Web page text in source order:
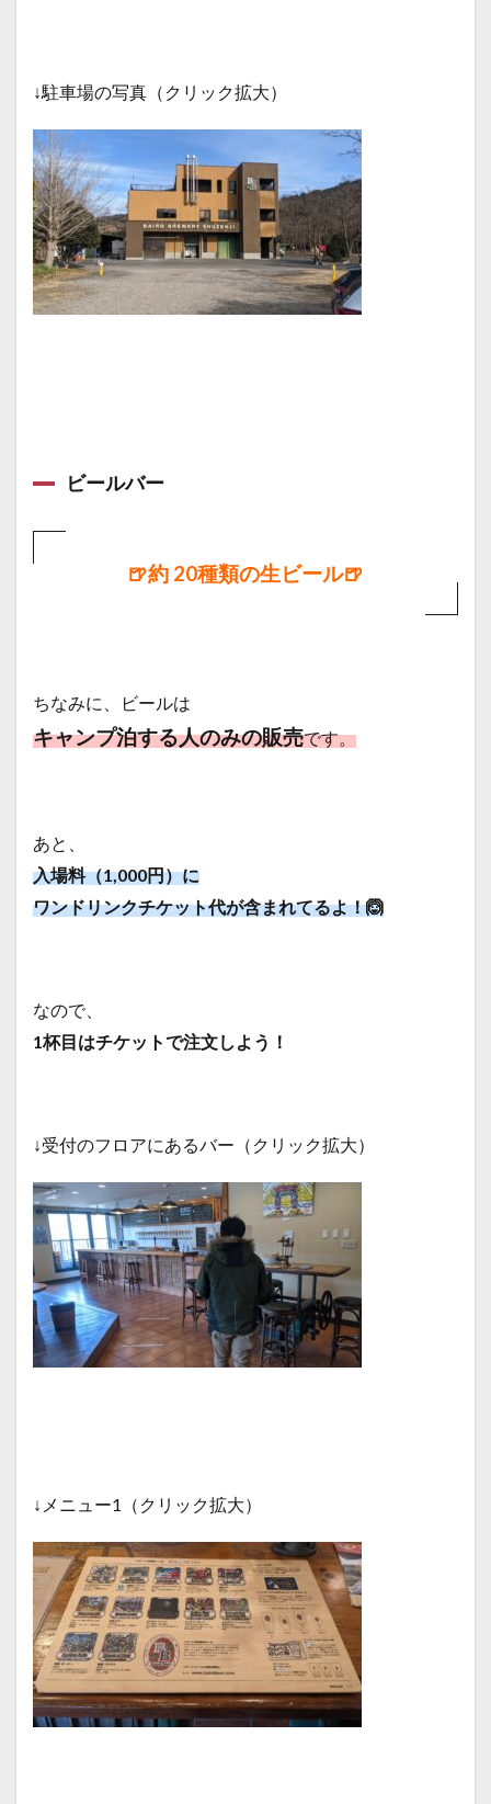
↓駐車場の写真（クリック拡大）
ビールバー
🍺約 20種類の生ビール🍺
ちなみに、 ビールは
キャンプ泊する人のみの販売です。
あと、
入場料（1,000円）に
ワンドリンクチケット代が含まれてるよ！🙆
なので、
1杯目はチケットで注文しよう！
↓受付のフロアにあるバー（クリック拡大）
↓メニュー1（クリック拡大）